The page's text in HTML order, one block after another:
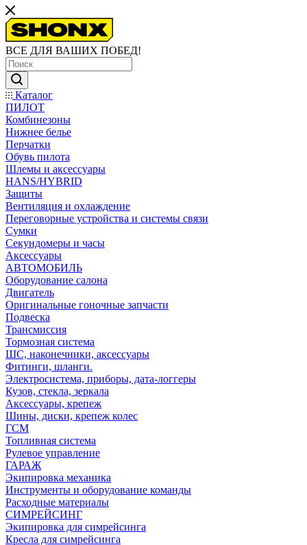
ВСЕ ДЛЯ ВАШИХ ПОБЕД!
Каталог
ПИЛОТ
Комбинезоны
Нижнее белье
Перчатки
Обувь пилота
Шлемы и аксессуары
HANS/HYBRID
Защиты
Вентиляция и охлаждение
Переговорные устройства и системы связи
Сумки
Секундомеры и часы
Аксессуары
АВТОМОБИЛЬ
Оборудование салона
Двигатель
Оригинальные гоночные запчасти
Подвеска
Трансмиссия
Тормозная система
ШС, наконечники, аксессуары
Фитинги, шланги.
Электросистема, приборы, дата-логгеры
Кузов, стекла, зеркала
Аксессуары, крепеж
Шины, диски, крепеж колес
ГСМ
Топливная система
Рулевое управление
ГАРАЖ
Экипировка механика
Инструменты и оборудование команды
Расходные материалы
СИМРЕЙСИНГ
Экипировка для симрейсинга
Кресла для симрейсинга